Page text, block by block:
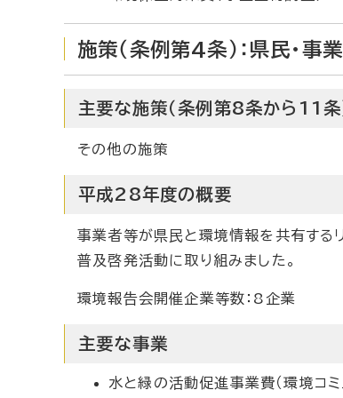
施策（条例第4条）：県民・事
主要な施策（条例第8条から11条
その他の施策
平成28年度の概要
事業者等が県民と環境情報を共有する
普及啓発活動に取り組みました。
環境報告会開催企業等数：8企業
主要な事業
水と緑の活動促進事業費（環境コミ